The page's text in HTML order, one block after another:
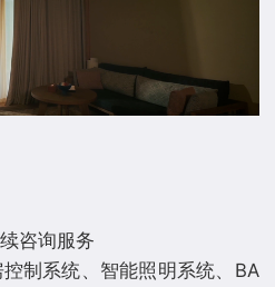
咨询服务
制系统、智能照明系统、BA